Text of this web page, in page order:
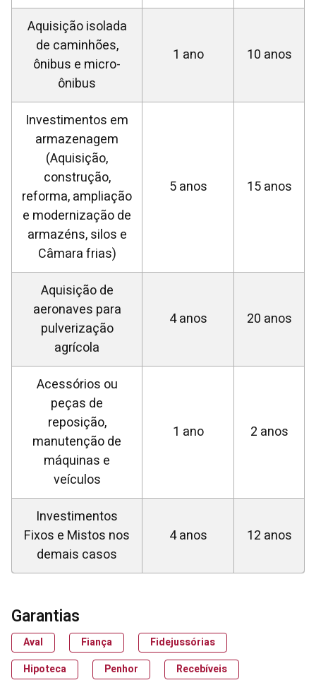
Aquisição isolada
de caminhões,
ônibus e micro-
ônibus
1 ano 10 anos
Investimentos em
armazenagem
(Aquisição,
construção,
reforma, ampliação
e modernização de
armazéns, silos e
Câmara frias)
5 anos 15 anos
Aquisição de
aeronaves para
pulverização
agrícola
4 anos 20 anos
Acessórios ou
peças de
reposição,
manutenção de
máquinas e
veículos
1 ano 2 anos
Investimentos
Fixos e Mistos nos
demais casos
4 anos 12 anos
Garantias
Aval Fiança
Fidejussórias
Hipoteca
Penhor
Recebíveis